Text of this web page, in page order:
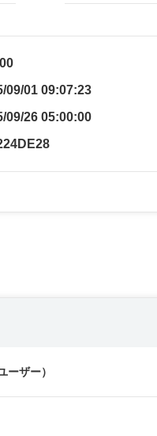
09/01 09:07:23
09/26 05:00:00
ーザー）